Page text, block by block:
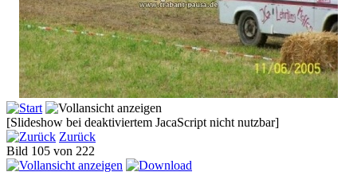
[Slideshow bei deaktiviertem JacaScript nicht nutzbar]
Zurück
Bild 105 von 222